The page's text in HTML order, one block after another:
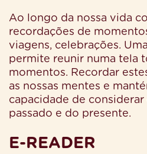
Ao longo da nossa vida
recordações de
viagens, celebrações.
permite reunir numa tela
momentos. Recordar
as nossas mentes e
capacidade de
passado e do presente.
E-READER